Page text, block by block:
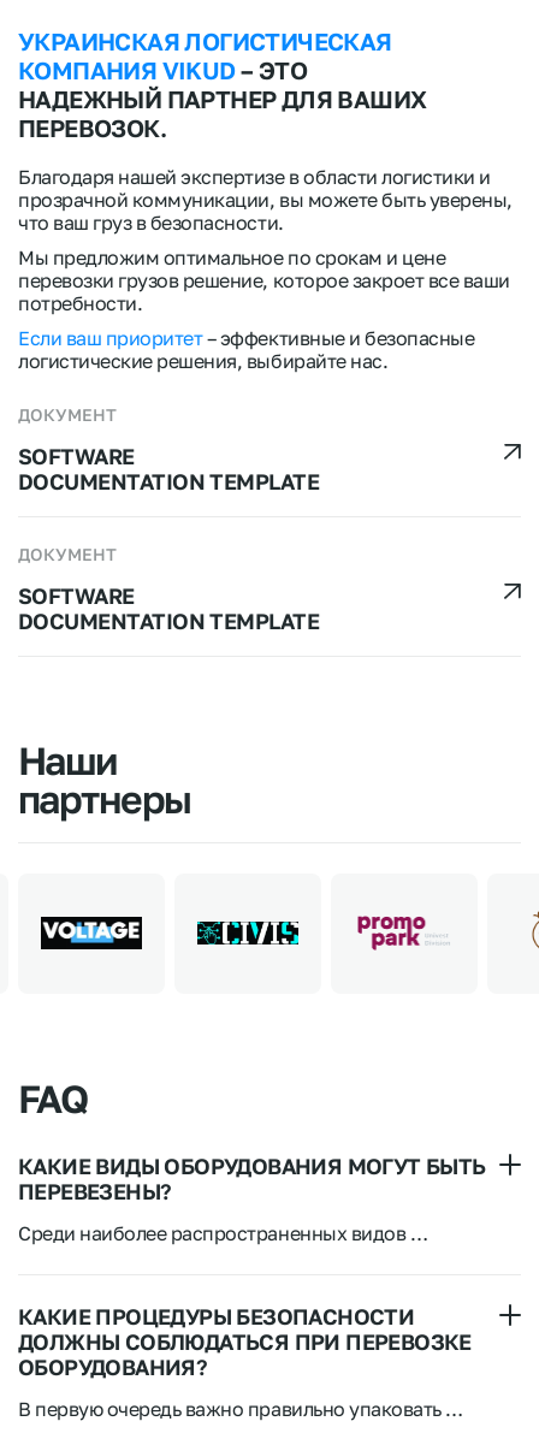
УКРАИНСКАЯ ЛОГИСТИЧЕСКАЯ
КОМПАНИЯ VIKUD– ЭТО
НАДЕЖНЫЙ ПАРТНЕР ДЛЯ ВАШИХ
ПЕРЕВОЗОК.
Благодаря нашей экспертизе в области логистики и
прозрачной коммуникации, вы можете быть уверены,
что ваш груз в безопасности.
Мы предложим оптимальное по срокам и цене
перевозки грузов решение, которое закроет все ваши
потребности.
Если ваш приоритет– эффективные и безопасные
логистические решения, выбирайте нас.
ДОКУМЕНТ
SOFTWARE
DOCUMENTATION TEMPLATE
ДОКУМЕНТ
SOFTWARE
DOCUMENTATION TEMPLATE
Наши
партнеры
FAQ
КАКИЕ ВИДЫ ОБОРУДОВАНИЯ МОГУТ БЫТЬ
ПЕРЕВЕЗЕНЫ?
Среди наиболее распространенных видов
другое;
– строительная техника: краны, бетононасосы,
бульдозеры, экскаваторы и тд.
– медицинское оборудование: аппараты для
диагностики, томографы, операционную технику
и тд.
– офисное оборудование: мебель, компьютеры,
КАКИЕ ПРОЦЕДУРЫ БЕЗОПАСНОСТИ
ДОЛЖНЫ СОБЛЮДАТЬСЯ ПРИ ПЕРЕВОЗКЕ
ОБОРУДОВАНИЯ?
В первую очередь важно правильно упаковать